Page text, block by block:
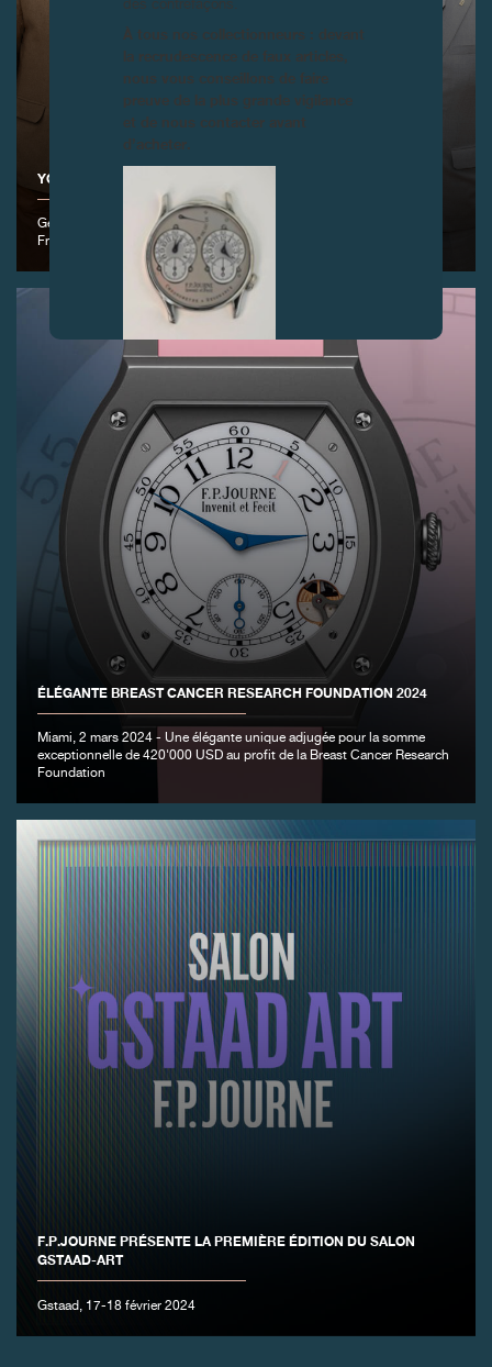
YOUNG TALENT COMPETITION 2024
Genève, 9 avril 2024 – Remise du Prix au lauréat : Thomas Aubert,
France, Montre Séléné.
ÉLÉGANTE BREAST CANCER RESEARCH FOUNDATION 2024
Miami, 2 mars 2024 - Une élégante unique adjugée pour la somme
exceptionnelle de 420'000 USD au profit de la Breast Cancer Research
Foundation
F.P.JOURNE PRÉSENTE LA PREMIÈRE ÉDITION DU SALON
GSTAAD-ART
Gstaad, 17-18 février 2024
À tous nos collectionneurs : devant
la recrudescence de faux articles,
nous vous conseillons de faire
preuve de la plus grande vigilance
et de nous contacter avant
d’acheter.
FAUX
FAUX
FAUX
FAUX
FAUX